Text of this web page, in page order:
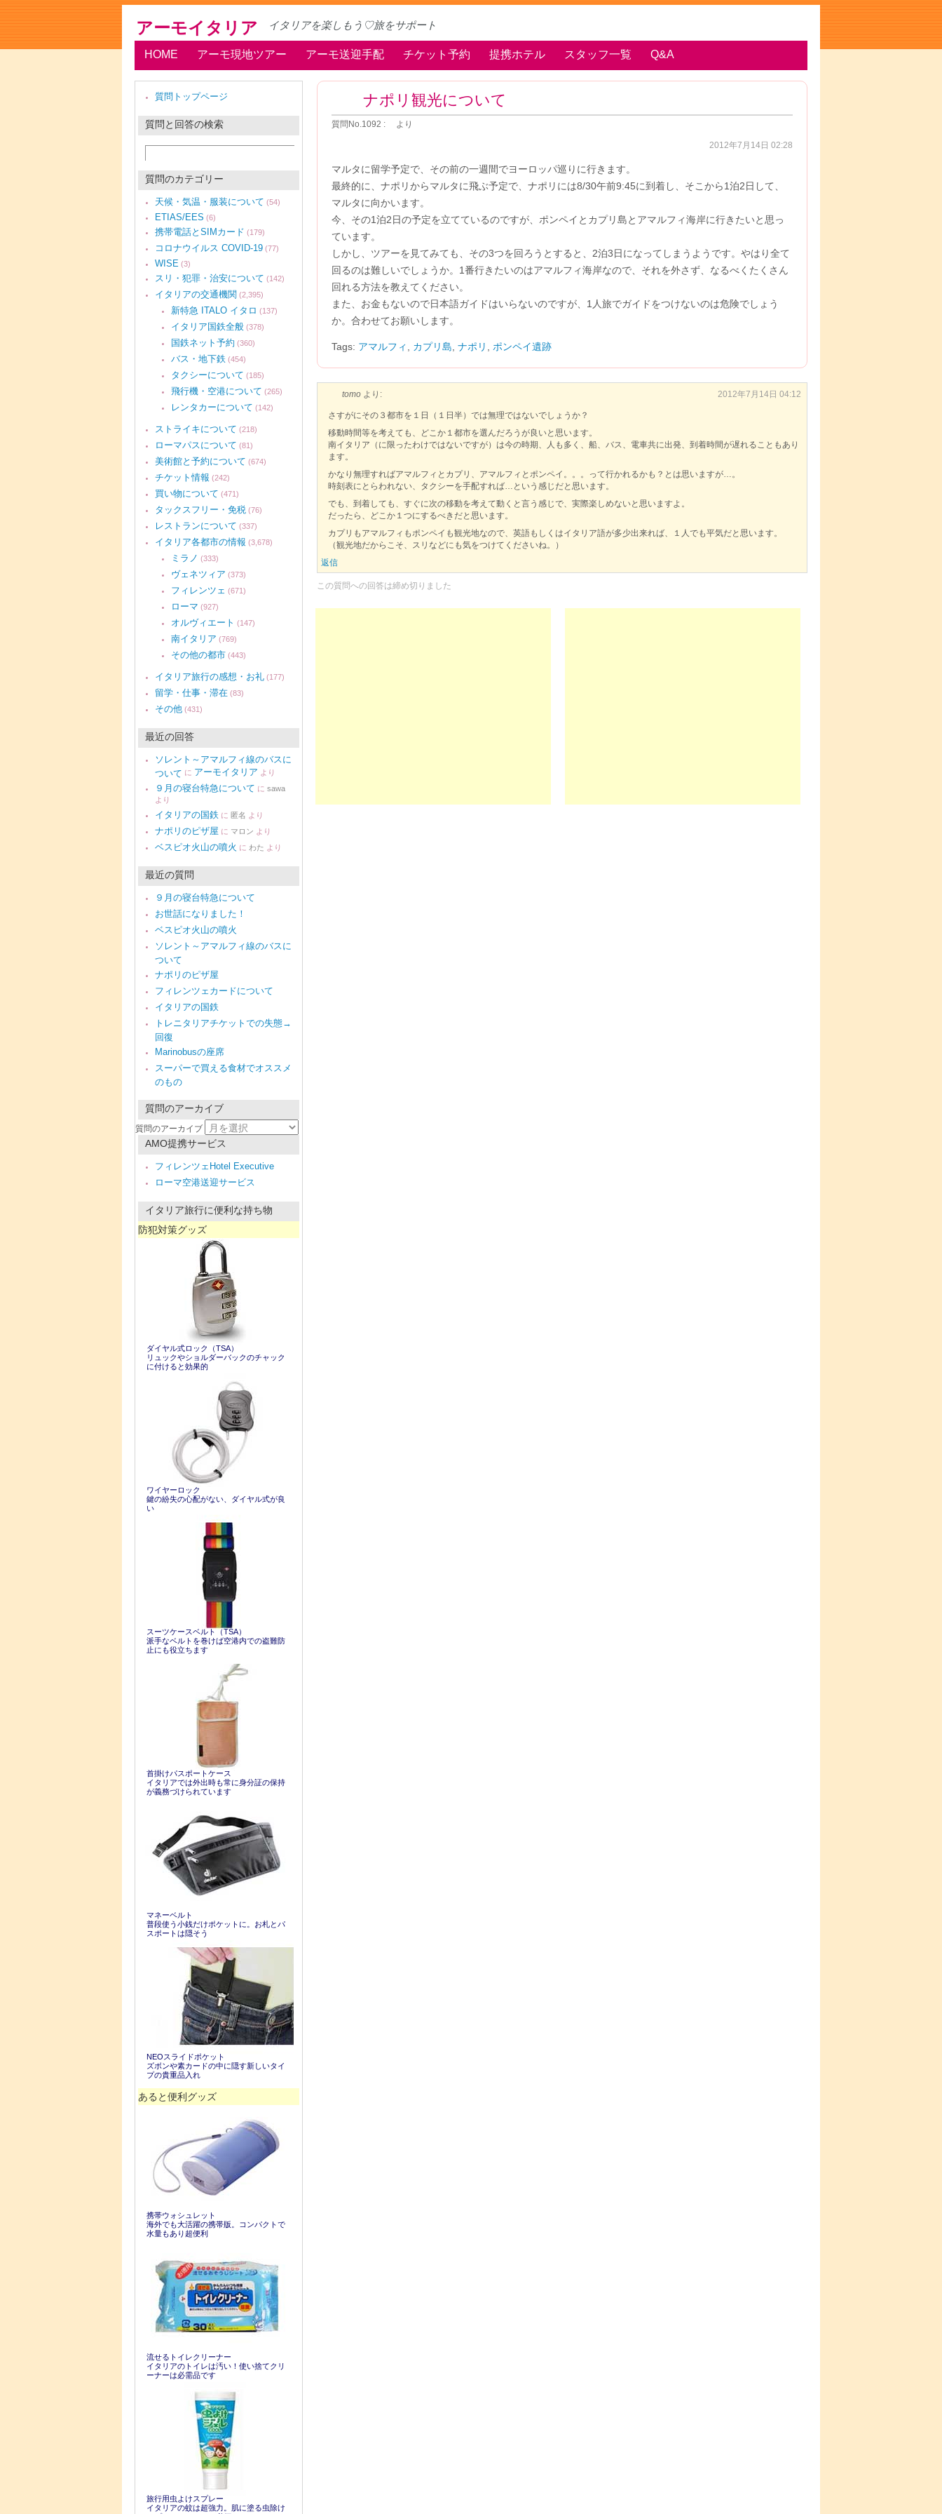
アーモイタリア イタリアを楽しもう♡旅をサポート
HOME アーモ現地ツアー アーモ送迎手配 チケット予約 提携ホテル スタッフ一覧 Q&A
ナポリ観光について
質問No.1092 : より
2012年7月14日 02:28
マルタに留学予定で、その前の一週間でヨーロッパ巡りに行きます。
最終的に、ナポリからマルタに飛ぶ予定で、ナポリには8/30午前9:45に到着し、そこから1泊2日して、
マルタに向かいます。
今、その1泊2日の予定を立てているのですが、ポンペイとカプリ島とアマルフィ海岸に行きたいと思っ
ています。
しかし、ツアーを見てみても、その3つを回ろうとすると、2泊3日になってしまうようです。やはり全て
回るのは難しいでしょうか。1番行きたいのはアマルフィ海岸なので、それを外さず、なるべくたくさん
回れる方法を教えてください。
また、お金もないので日本語ガイドはいらないのですが、1人旅でガイドをつけないのは危険でしょう
か。合わせてお願いします。
Tags: アマルフィ カプリ島 ナポリ ポンペイ遺跡
tomo より: 2012年7月14日 04:12
さすがにその３都市を１日（１日半）では無理ではないでしょうか？
移動時間等を考えても、どこか１都市を選んだろうが良いと思います。
南イタリア（に限ったわけではないですが）は今の時期、人も多く、船、バス、電車共に出発、到着時間が遅れることもあり
ます。
かなり無理すればアマルフィとカプリ、アマルフィとポンペイ。。。って行かれるかも？とは思いますが…。
時刻表にとらわれない、タクシーを手配すれば…という感じだと思います。
でも、到着しても、すぐに次の移動を考えて動くと言う感じで、実際楽しめないと思いますよ。
だったら、どこか１つにするべきだと思います。
カプリもアマルフィもポンペイも観光地なので、英語もしくはイタリア語が多少出来れば、１人でも平気だと思います。
（観光地だからこそ、スリなどにも気をつけてくださいね。）
返信
この質問への回答は締め切りました
質問トップページ
質問と回答の検索
質問のカテゴリー
天候・気温・服装について (54)
ETIAS/EES (6)
携帯電話とSIMカード (179)
コロナウイルス COVID-19 (77)
WISE (3)
スリ・犯罪・治安について (142)
イタリアの交通機関 (2,395)
新特急 ITALO イタロ (137)
イタリア国鉄全般 (378)
国鉄ネット予約 (360)
バス・地下鉄 (454)
タクシーについて (185)
飛行機・空港について (265)
レンタカーについて (142)
ストライキについて (218)
ローマパスについて (81)
美術館と予約について (674)
チケット情報 (242)
買い物について (471)
タックスフリー・免税 (76)
レストランについて (337)
イタリア各都市の情報 (3,678)
ミラノ (333)
ヴェネツィア (373)
フィレンツェ (671)
ローマ (927)
オルヴィエート (147)
南イタリア (769)
その他の都市 (443)
イタリア旅行の感想・お礼 (177)
留学・仕事・滞在 (83)
その他 (431)
最近の回答
ソレント～アマルフィ線のバスに
ついて に アーモイタリア より
９月の寝台特急について に sawa
より
イタリアの国鉄 に 匿名 より
ナポリのピザ屋 に マロン より
ベスピオ火山の噴火 に わた より
最近の質問
９月の寝台特急について
お世話になりました！
ベスピオ火山の噴火
ソレント～アマルフィ線のバスに
ついて
ナポリのピザ屋
フィレンツェカードについて
イタリアの国鉄
トレニタリアチケットでの失態→
回復
Marinobusの座席
スーパーで買える食材でオススメ
のもの
質問のアーカイブ
質問のアーカイブ
AMO提携サービス
フィレンツェHotel Executive
ローマ空港送迎サービス
イタリア旅行に便利な持ち物
防犯対策グッズ
ダイヤル式ロック（TSA）
リュックやショルダーバックのチャック
に付けると効果的
ワイヤーロック
鍵の紛失の心配がない、ダイヤル式が良
い
スーツケースベルト（TSA）
派手なベルトを巻けば空港内での盗難防
止にも役立ちます
首掛けパスポートケース
イタリアでは外出時も常に身分証の保持
が義務づけられています
マネーベルト
普段使う小銭だけポケットに。お札とパ
スポートは隠そう
NEOスライドポケット
ズボンや素カードの中に隠す新しいタイ
プの貴重品入れ
あると便利グッズ
携帯ウォシュレット
海外でも大活躍の携帯版。コンパクトで
水量もあり超便利
流せるトイレクリーナー
イタリアのトイレは汚い！使い捨てクリ
ーナーは必需品です
旅行用虫よけスプレー
イタリアの蚊は超強力。肌に塗る虫除け